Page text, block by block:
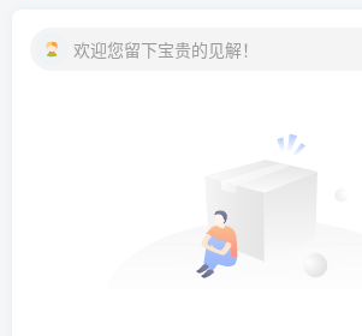
欢迎您留下宝贵的见解！